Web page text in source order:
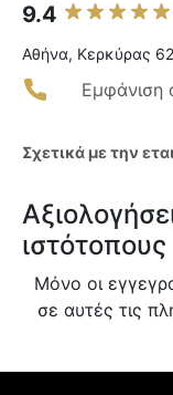
9.4
Αθήνα, Κερκύρας 62
Εμφάνιση
Σχετικά με την
ιστότοπους
Μόνο οι
σε αυτές τις